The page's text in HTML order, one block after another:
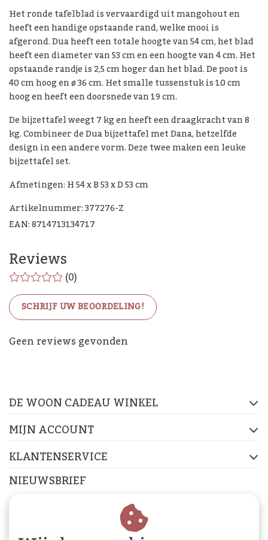
Het ronde tafelblad is vervaardigd uit mangohout en
heeft een handige opstaande rand, welke mooi is
afgerond. Dua heeft een totale hoogte van 54 cm, het blad
heeft een diameter van 53 cm en een hoogte van 4 cm. Het
opstaande randje is 2,5 cm hoger dan het blad. De poot is
40 cm hoog en ø 36 cm. Het smalle tussenstuk is 10 cm
hoog en heeft een doorsnede van 19 cm.
De bijzettafel weegt 7 kg en heeft een draagkracht van 8
kg. Combineer de Dua bijzettafel met Dana, hetzelfde
design in een andere vorm. Deze twee maken een leuke
bijzettafel set.
Afmetingen: H 54 x B 53 x D 53 cm
Artikelnummer: 377276-Z
EAN: 8714713134717
Reviews
(0)
SCHRIJF UW BEOORDELING!
Geen reviews gevonden
De Woon Cadeau Winkel
DE WOON CADEAU WINKEL
MIJN ACCOUNT
KLANTENSERVICE
NIEUWSBRIEF
Abonneer je op onze nieuwsbrief om op de hoogte te